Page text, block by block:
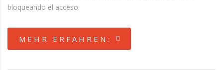
bloqueando el acceso.
MEHR ERFAHREN: